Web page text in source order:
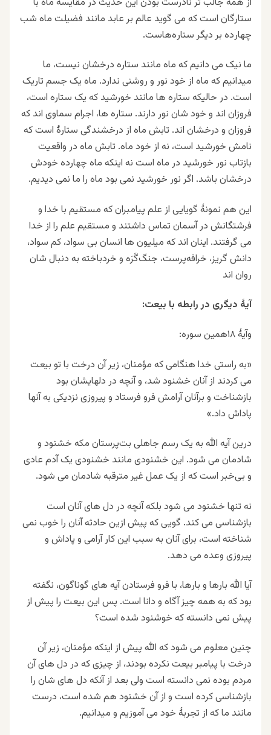
ستارگان است که می گوید عاﻟﻢ ﺑﺮ ﻋﺎﺑﺪ ﻣﺎﻧﻨﺪ ﻓﻀﯿﻠﺖ ﻣﺎﻩ ﺷﺐ
ﭼﻬﺎﺭﺩﻩ ﺑﺮ ﺩﯾﮕﺮ ﺳﺘﺎﺭﻩ‌ﻫﺎﺳﺖ.
ما نیک می دانیم که ماه مانند ستاره درخشان نیست، ما
میدانیم که ماه از خود نور و روشنی ندارد. ماه یک جسم تاریک
است. در حالیکه ستاره ها مانند خورشید که یک ستاره است،
فروزان اند و خود شان نور دارند. ستاره ها، اجرام سماوی اند که
فروزان و درخشان اند. تابش ماه از درخشندگی ستارۀ است که
نامش خورشید است، نه از خود ماه. تابش ماه در واقعیت
بازتاب نور خورشید در ماه است نه اینکه ماه چهارده خودش
درخشان باشد. اگر نور خورشید نمی بود ماه را ما نمی دیدیم.
این هم نمونۀ گویایی از علم پیامبران که مستقیم با خدا و
فرشتگانش در آسمان تماس داشتند و مستقیم علم را از خدا
می گرفتند. اینان اند که میلیون ها انسان بی سواد، کم سواد،
دانش گریز، خرافه‌پرست، جنگ‌گَرَه و خردباخته به دنبال شان
روان اند
آیۀ دیگری در رابطه با بیعت:
وآیۀ ۱۸همین سوره
:
«به راستی خدا هنگامی که مؤمنان، زیر آن درخت با تو بیعت
می کردند از آنان خشنود شد، و آنچه در دلهایشان بود
بازشناخت و برآنان آرامش فرو فرستاد و پیروزی نزدیکی به آنها
پاداش داد.»
درین آیه الله به یک رسم جاهلی بت‌پرستان مکه خشنود و
شادمان می شود. این خشنودی مانند خشنودی یک آدم عادی
و بی‌خبر است که از یک عمل غیر مترقبه شادمان می شود.
نه تنها خشنود می شود بلکه آنچه در دل های آنان است
بازشناسی می کند. گویی که پیش ازین حادثه آنان را خوب نمی
شناخته است، برای آنان به سبب این کار آرامی و پاداش و
پیروزی وعده می دهد.
آیا الله بارها و بارها، با فرو فرستادن آیه های گوناگون، نگفته
بود که به همه چیز آگاه و دانا است. پس این بیعت را پیش از
پیش نمی دانسته که خوشنود شده است؟
چنین معلوم می شود که الله پیش از اینکه مؤمنان، زیر آن
درخت با پیامبر بیعت نکرده بودند، از چیزی که در دل های آن
مردم بوده نمی دانسته است ولی بعد از آنکه دل های شان را
بازشناسی کرده است و از آن خشنود هم شده است، درست
مانند ما که از تجربۀ خود می آموزیم و میدانیم.